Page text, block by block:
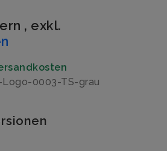
, exkl.
0003-TS-grau